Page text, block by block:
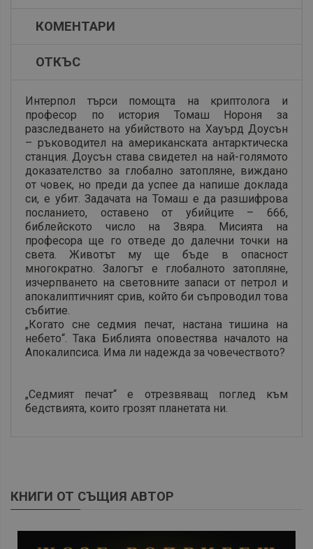
КОМЕНТАРИ
ОТКЪС
Интерпол търси помощта на криптолога и
професор по история Томаш Нороня за
разследването на убийството на Хауърд Доусън
– ръководител на американската антарктическа
станция. Доусън става свидетел на най-голямото
доказателство за глобално затопляне, виждано
от човек, но преди да успее да напише доклада
си, е убит. Задачата на Томаш е да разшифрова
посланието, оставено от убийците – 666,
библейското число на Звяра. Мисията на
професора ще го отведе до далечни точки на
света. Животът му ще бъде в опасност
многократно. Залогът е глобалното затопляне,
изчерпването на световните запаси от петрол и
апокалиптичният срив, който би съпроводил това
събитие.
„Когато сне седмия печат, настана тишина на
небето“. Така Библията оповестява началото на
Апокалипсиса. Има ли надежда за човечеството?
„Седмият печат“ е отрезвяващ поглед към
бедствията, които грозят планетата ни.
КНИГИ ОТ СЪЩИЯ АВТОР